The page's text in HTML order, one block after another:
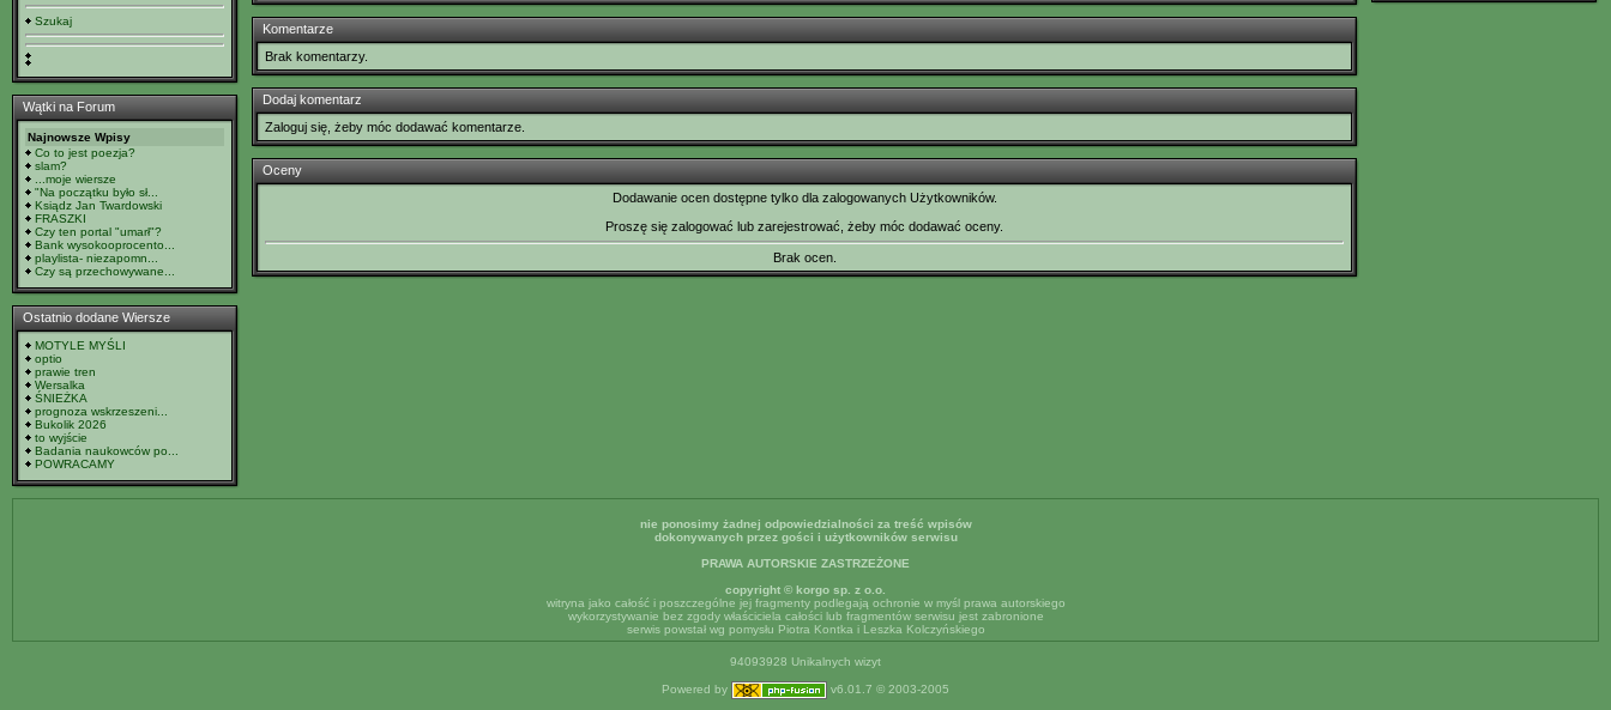
Szukaj
Wątki na Forum
Najnowsze Wpisy
Co to jest poezja?
slam?
...moje wiersze
"Na początku było sł...
Ksiądz Jan Twardowski
FRASZKI
Czy ten portal "umarł"?
Bank wysokooprocento...
playlista- niezapomn...
Czy są przechowywane...
Ostatnio dodane Wiersze
MOTYLE MYŚLI
optio
prawie tren
Wersalka
ŚNIEŻKA
prognoza wskrzeszeni...
Bukolik 2026
to wyjście
Badania naukowców po...
POWRACAMY
Komentarze
Brak komentarzy.
Dodaj komentarz
Zaloguj się, żeby móc dodawać komentarze.
Oceny
Dodawanie ocen dostępne tylko dla zalogowanych Użytkowników.
Proszę się zalogować lub zarejestrować, żeby móc dodawać oceny.
Brak ocen.
nie ponosimy żadnej odpowiedzialności za treść wpisów
dokonywanych przez gości i użytkowników serwisu
PRAWA AUTORSKIE ZASTRZEŻONE
copyright © korgo sp. z o.o.
witryna jako całość i poszczególne jej fragmenty podlegają ochronie w myśl prawa autorskiego
wykorzystywanie bez zgody właściciela całości lub fragmentów serwisu jest zabronione
serwis powstał wg pomysłu Piotra Kontka i Leszka Kolczyńskiego
94093928 Unikalnych wizyt
Powered by v6.01.7 © 2003-2005